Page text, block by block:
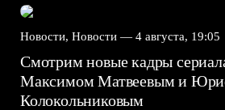
Новости, Новости — 4 августа, 19:05
Смотрим новые кадры
Максимом Матвеевым и
Колокольниковым